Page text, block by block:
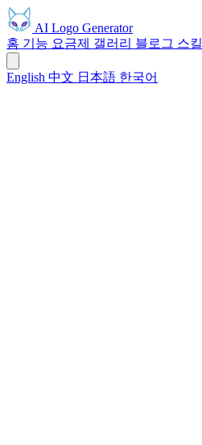
AI Logo Generator
홈 기능 요금제 갤러리 블로그 스킬
English 中文 日本語 한국어